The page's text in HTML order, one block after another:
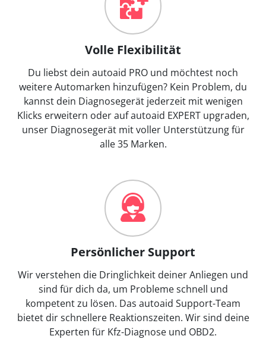
Volle Flexibilität
Du liebst dein autoaid PRO und möchtest noch
weitere Automarken hinzufügen? Kein Problem, du
kannst dein Diagnosegerät jederzeit mit wenigen
Klicks erweitern oder auf autoaid EXPERT upgraden,
unser Diagnosegerät mit voller Unterstützung für
alle 35 Marken.
Persönlicher Support
Wir verstehen die Dringlichkeit deiner Anliegen und
sind für dich da, um Probleme schnell und
kompetent zu lösen. Das autoaid Support-Team
bietet dir schnellere Reaktionszeiten. Wir sind deine
Experten für Kfz-Diagnose und OBD2.